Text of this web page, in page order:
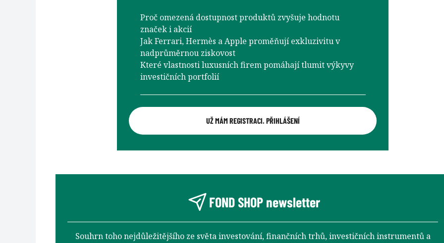
Proč omezená dostupnost produktů zvyšuje hodnotu
značek i akcií
Jak Ferrari, Hermès a Apple proměňují exkluzivitu v
nadprůměrnou ziskovost
Které vlastnosti luxusních firem pomáhají tlumit výkyvy
investičních portfolií
UŽ MÁM REGISTRACI. PŘIHLÁŠENÍ
FOND SHOP newsletter
Souhrn toho nejdůležitějšího ze světa investování, finančních trhů, investičních instrumentů a